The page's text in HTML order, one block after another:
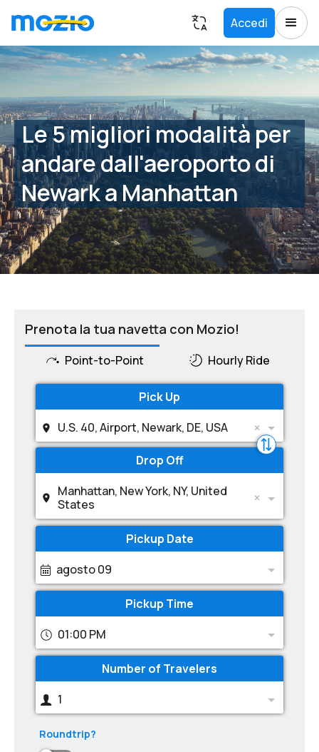
Accedi
Le 5 migliori modalità per
andare dall'aeroporto di
Newark a Manhattan
Prenota la tua navetta con Mozio!
Point-to-Point Hourly Ride
Pick Up
U.S. 40, Airport, Newark, DE, USA
Drop Off
Manhattan, New York, NY, United
States
Pickup Date
agosto 09
Pickup Time
01:00 PM
Number of Travelers
1
Roundtrip?